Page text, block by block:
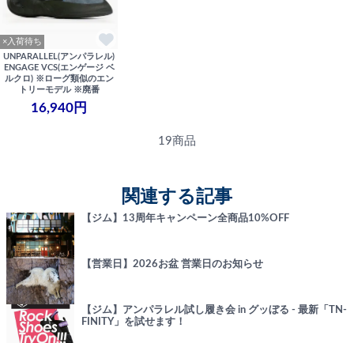
×入荷待ち
UNPARALLEL(アンパラレル)
ENGAGE VCS(エンゲージ ベ
ルクロ) ※ローグ類似のエン
トリーモデル ※廃番
16,940円
19商品
関連する記事
【ジム】13周年キャンペーン全商品10%OFF
【営業日】2026お盆 営業日のお知らせ
【ジム】アンパラレル試し履き会 in グッぼる - 最新「TN-
FINITY」を試せます！